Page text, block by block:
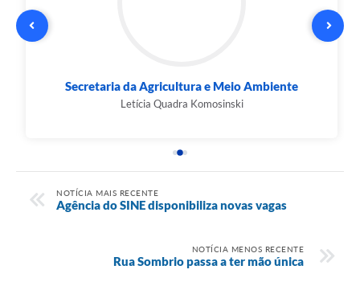
Secretaria da Agricultura e Meio Ambiente
Letícia Quadra Komosinski
NOTÍCIA MAIS RECENTE
Agência do SINE disponibiliza novas vagas
NOTÍCIA MENOS RECENTE
Rua Sombrio passa a ter mão única